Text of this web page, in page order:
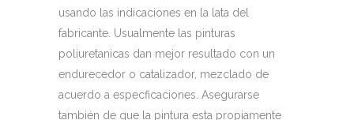
usando las indicaciones en la lata del
fabricante. Usualmente las pinturas
poliuretanicas dan mejor resultado con un
endurecedor o catalizador, mezclado de
acuerdo a especficaciones. Asegurarse
también de que la pintura esta propiamente